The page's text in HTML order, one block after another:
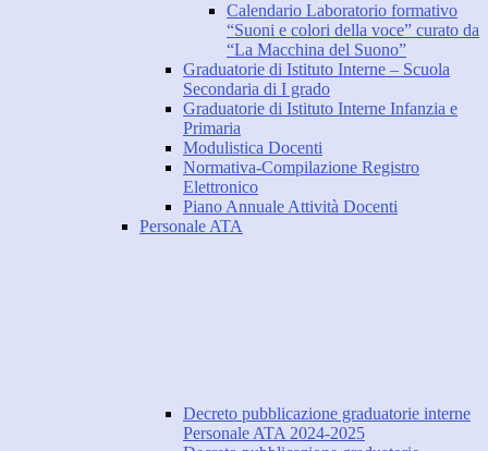
Calendario Laboratorio formativo
“Suoni e colori della voce” curato da
“La Macchina del Suono”
Graduatorie di Istituto Interne – Scuola
Secondaria di I grado
Graduatorie di Istituto Interne Infanzia e
Primaria
Modulistica Docenti
Normativa-Compilazione Registro
Elettronico
Piano Annuale Attività Docenti
Personale ATA
Decreto pubblicazione graduatorie interne
Personale ATA 2024-2025